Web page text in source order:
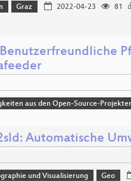
Graz 2022-04-23 81
aus den Open-Source-
Automatische
und Visualisierung Geo